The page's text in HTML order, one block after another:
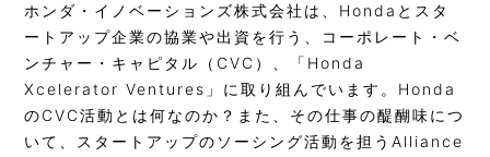
ホンダ・イノベーションズ株式会社は、Hondaとスタ
ートアップ企業の協業や出資を行う、コーポレート・ベ
ンチャー・キャピタル（CVC）、「Honda
Xcelerator Ventures」に取り組んでいます。Honda
のCVC活動とは何なのか？また、その仕事の醍醐味につ
いて、スタートアップのソーシング活動を担うAlliance